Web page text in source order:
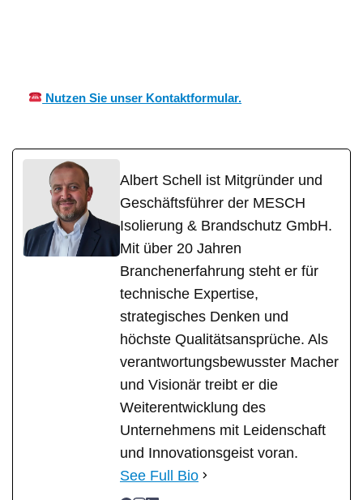
Nutzen Sie unser Kontaktformular.
Albert Schell ist Mitgründer und
Geschäftsführer der MESCH
Isolierung & Brandschutz GmbH.
Mit über 20 Jahren
Branchenerfahrung steht er für
technische Expertise,
strategisches Denken und
höchste Qualitätsansprüche. Als
verantwortungsbewusster Macher
und Visionär treibt er die
Weiterentwicklung des
Unternehmens mit Leidenschaft
und Innovationsgeist voran.
See Full Bio